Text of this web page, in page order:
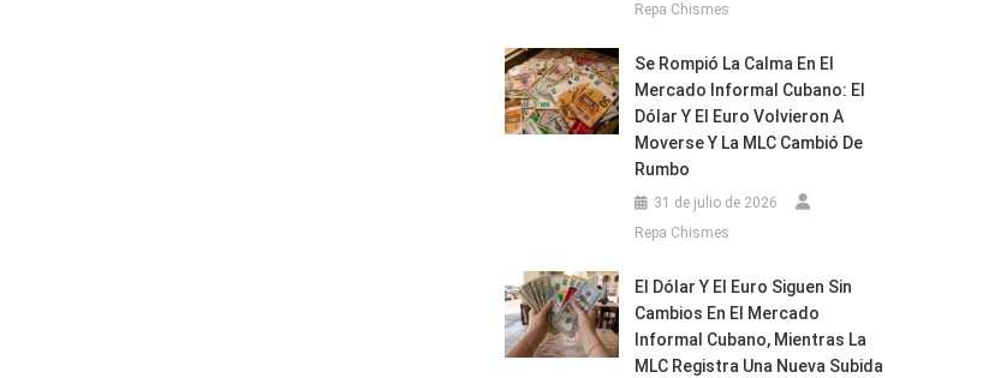
Repa Chismes
Se Rompió La Calma En El
Mercado Informal Cubano: El
Dólar Y El Euro Volvieron A
Moverse Y La MLC Cambió De
Rumbo
31 de julio de 2026
Repa Chismes
El Dólar Y El Euro Siguen Sin
Cambios En El Mercado
Informal Cubano, Mientras La
MLC Registra Una Nueva Subida